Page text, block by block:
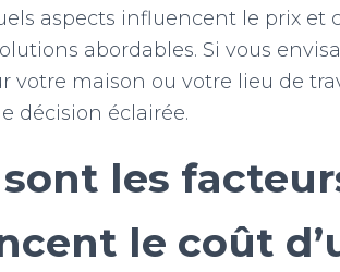
aspects influencent le prix et
abordables. Si vous
votre maison ou votre lieu de
décision éclairée.
les
le coût